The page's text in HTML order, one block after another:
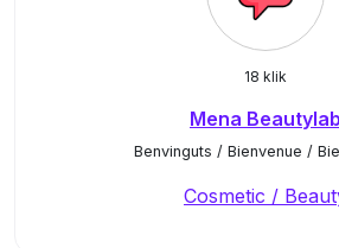
18 klik
Mena Beautylab
Benvinguts / Bienvenue /
Cosmetic /